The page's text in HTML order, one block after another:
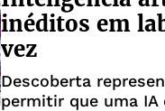
inéditos em
vez
Descoberta
permitir que uma IA